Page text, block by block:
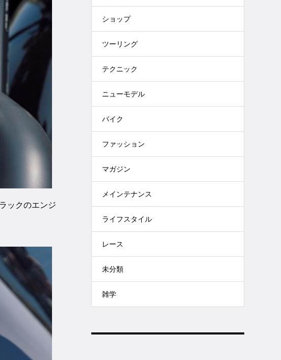
ックのエンジ
ショップ
ツーリング
テクニック
ニューモデル
バイク
ファッション
マガジン
メインテナンス
ライフスタイル
レース
未分類
雑学